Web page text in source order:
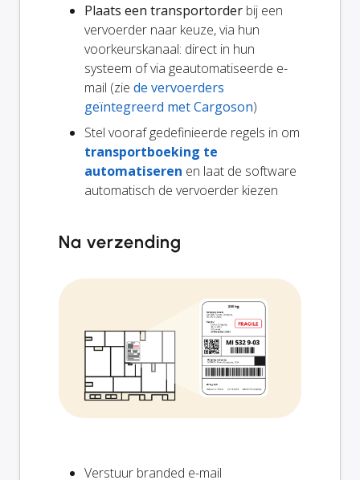
Plaats een transportorder bij een
vervoerder naar keuze, via hun
voorkeurskanaal: direct in hun
systeem of via geautomatiseerde e-
mail (zie de vervoerders
geïntegreerd met Cargoson)
Stel vooraf gedefinieerde regels in om
transportboeking te
automatiseren en laat de software
automatisch de vervoerder kiezen
Na verzending
Verstuur branded e-mail